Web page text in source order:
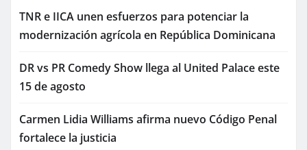
TNR e IICA unen esfuerzos para potenciar la
modernización agrícola en República Dominicana
DR vs PR Comedy Show llega al United Palace este
15 de agosto
Carmen Lidia Williams afirma nuevo Código Penal
fortalece la justicia